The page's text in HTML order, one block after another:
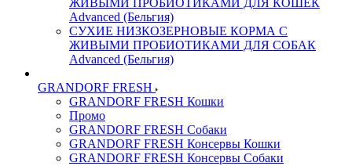
ЖИВЫМИ ПРОБИОТИКАМИ ДЛЯ КОШЕК
Advanced (Бельгия)
СУХИЕ НИЗКОЗЕРНОВЫЕ КОРМА С
ЖИВЫМИ ПРОБИОТИКАМИ ДЛЯ СОБАК
Advanced (Бельгия)
GRANDORF FRESH
GRANDORF FRESH Кошки
Промо
GRANDORF FRESH Собаки
GRANDORF FRESH Консервы Кошки
GRANDORF FRESH Консервы Собаки